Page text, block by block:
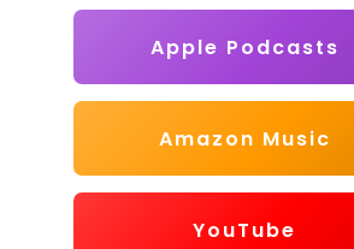
Apple Podcasts
Amazon Music
YouTube